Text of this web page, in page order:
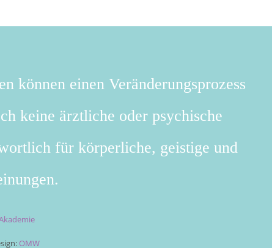
können einen Veränderungsprozess
keine ärztliche oder psychische
für körperliche, geistige und
OMW